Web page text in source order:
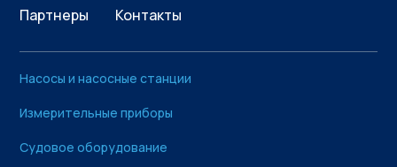
Партнеры
Контакты
Насосы и насосные станции
Измерительные приборы
Судовое оборудование